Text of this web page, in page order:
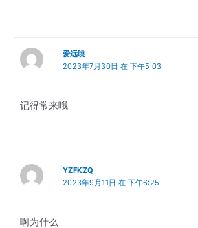
爱远眺
2023年7月30日 在 下午5:03
记得常来哦
YZFKZQ
2023年9月11日 在 下午6:25
啊为什么